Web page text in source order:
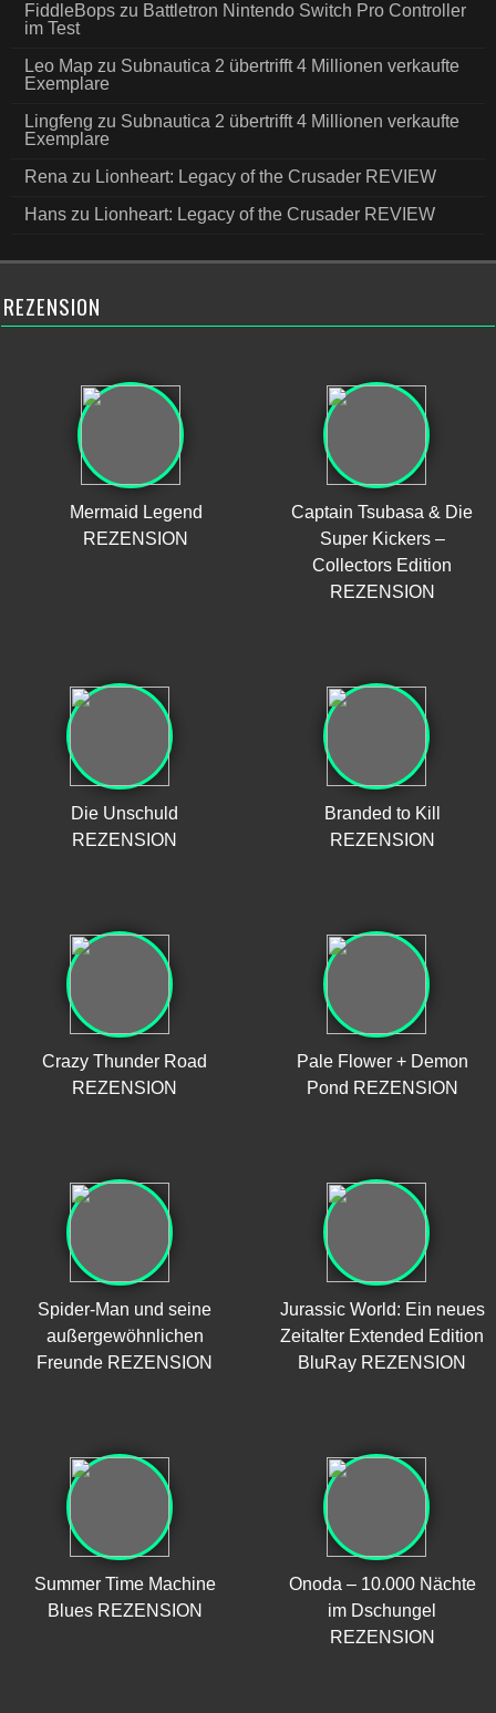
FiddleBops zu Battletron Nintendo Switch Pro Controller
im Test
Leo Map zu Subnautica 2 übertrifft 4 Millionen verkaufte
Exemplare
Lingfeng zu Subnautica 2 übertrifft 4 Millionen verkaufte
Exemplare
Rena zu Lionheart: Legacy of the Crusader REVIEW
Hans zu Lionheart: Legacy of the Crusader REVIEW
REZENSION
Mermaid Legend
REZENSION
Captain Tsubasa & Die
Super Kickers –
Collectors Edition
REZENSION
Die Unschuld
REZENSION
Branded to Kill
REZENSION
Crazy Thunder Road
REZENSION
Pale Flower + Demon
Pond REZENSION
Spider-Man und seine
außergewöhnlichen
Freunde REZENSION
Jurassic World: Ein neues
Zeitalter Extended Edition
BluRay REZENSION
Summer Time Machine
Blues REZENSION
Onoda – 10.000 Nächte
im Dschungel
REZENSION